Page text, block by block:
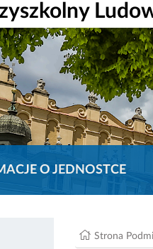
O JEDNOSTCE
Strona